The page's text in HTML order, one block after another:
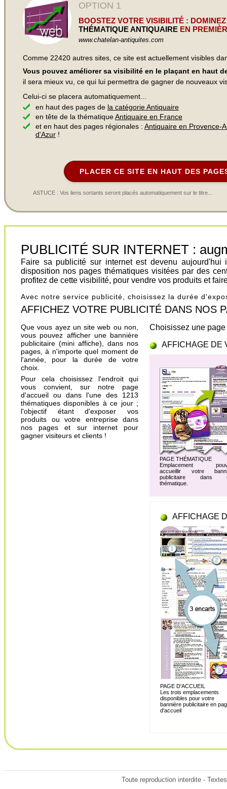
OPTION 1
BOOSTEZ VOTRE VISIBILITÉ :
THÉMATIQUE ANTIQUAIRE EN
www.chatelan-antiquites.com
Comme 22420 autres sites, ce site est actuellement visibles
Vous pouvez améliorer sa visibilité en le plaçant en haut
il sera mieux vu, ce qui lui permettra de gagner de nouveaux
Celui-ci se placera automatiquement...
en haut des pages de la catégorie Antiquaire
en tête de la thématiqueAntiquaire en France
et en haut des pages régionales : Antiquaire en Provence-
d'Azur !
PLACER CE SITE EN HAUT DES
ASTUCE : Vos liens sortants seront placés automatiquement sur le titre...
PUBLICITÉ SUR INTERNET :
Faire sa publicité sur internet est devenu
disposition nos pages thématiques visitées par des
profitez de cette visibilité, pour vendre vos produits et
Avec notre service publicité, choisissez la durée
AFFICHEZ VOTRE PUBLICITÉ DANS NOS
Que vous ayez un site web ou non,
vous pouvez afficher une bannière
publicitaire (mini affiche), dans nos
pages, à n'importe quel moment de
l'année, pour la durée de votre
choix.
Pour cela choisissez l'endroit qui
vous convient, sur notre page
d'accueil ou dans l'une des 1213
thématiques disponibles à ce jour ;
l'objectif étant d'exposer vos
produits ou votre entreprise dans
nos pages et sur internet pour
gagner visiteurs et clients !
Choisissez une
AFFICHAGE DE
PAGE THÉMATIQUE
Emplacement
accueillir votre
publicitaire dans
thématique.
AFFICHAGE
PAGE D'ACCUEIL
Les trois emplacements
disponibles pour votre
bannière publicitaire en
d'accueil
Toute reproduction interdite -